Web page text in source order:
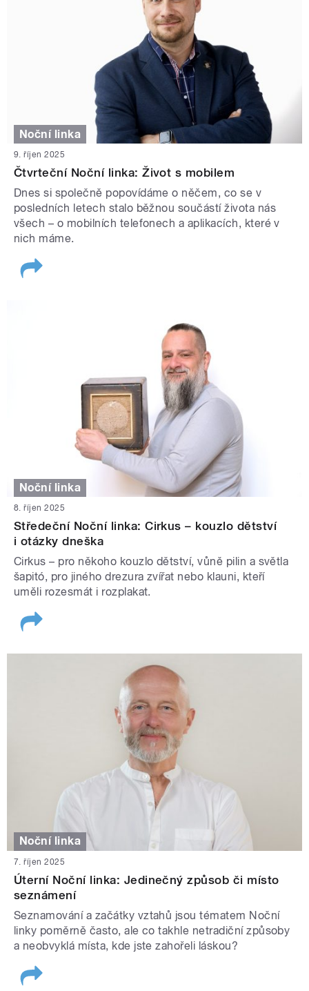
Noční linka
9. říjen 2025
Čtvrteční Noční linka: Život s mobilem
Dnes si společně popovídáme o něčem, co se v
posledních letech stalo běžnou součástí života nás
všech – o mobilních telefonech a aplikacích, které v
nich máme.
Noční linka
8. říjen 2025
Středeční Noční linka: Cirkus – kouzlo dětství
i otázky dneška
Cirkus – pro někoho kouzlo dětství, vůně pilin a světla
šapitó, pro jiného drezura zvířat nebo klauni, kteří
uměli rozesmát i rozplakat.
Noční linka
7. říjen 2025
Úterní Noční linka: Jedinečný způsob či místo
seznámení
Seznamování a začátky vztahů jsou tématem Noční
linky poměrně často, ale co takhle netradiční způsoby
a neobvyklá místa, kde jste zahořeli láskou?